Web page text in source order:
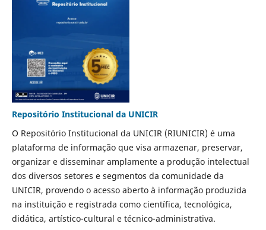
Repositório Institucional da UNICIR
O Repositório Institucional da UNICIR (RIUNICIR) é uma
plataforma de informação que visa armazenar, preservar,
organizar e disseminar amplamente a produção intelectual
dos diversos setores e segmentos da comunidade da
UNICIR, provendo o acesso aberto à informação produzida
na instituição e registrada como científica, tecnológica,
didática, artístico-cultural e técnico-administrativa.